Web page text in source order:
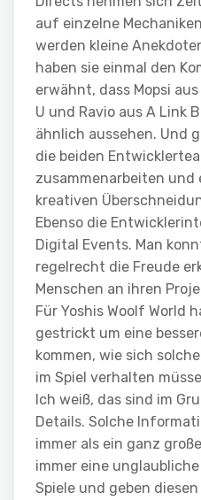
auf einzelne
werden kleine
haben sie einmal den
erwähnt, dass Mopsi
U und Ravio aus A Link
ähnlich aussehen. Und
die beiden
zusammenarbeiten und
kreativen
Ebenso die
Digital Events. Man
regelrecht die Freude
Menschen an ihren
Für Yoshis Woolf World
gestrickt um eine
kommen, wie sich
im Spiel verhalten
Ich weiß, das sind im
Details. Solche
immer als ein ganz
immer eine
Spiele und geben